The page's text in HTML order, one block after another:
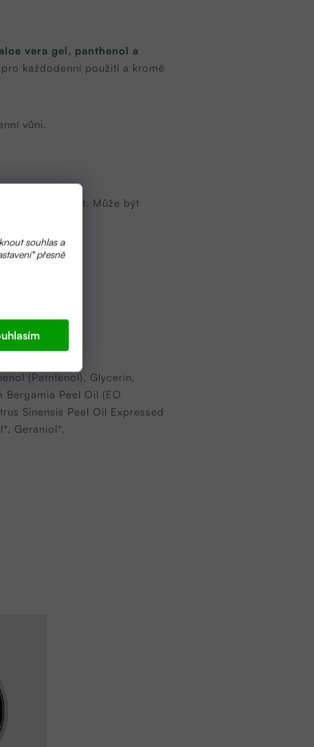
souhlas a
přesně
aloe vera gel, panthenol a
každodenní použití a kromě
vůni.
nechte vstřebat. Může být
(Patntenol), Glycerin,
Peel Oil (EO
Sinensis Peel Oil Expressed
Geraniol*,